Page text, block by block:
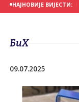
НАЈНОВИЈЕ ВИЈЕСТИ:
СЕ НА ДАНАШЊИ ДАН
БиХ
09.07.2025